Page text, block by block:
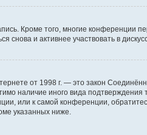
Кроме того, многие конференции
и активнее участвовать в
от 1998 г. — это закон
наличие иного вида
или к самой конференции,
указанных ниже.